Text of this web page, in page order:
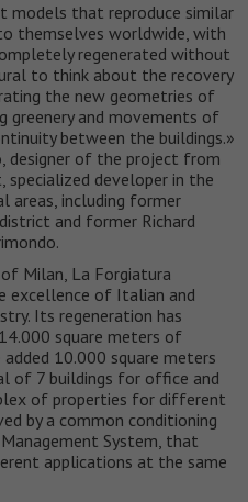
models that reproduce similar
themselves worldwide, with
regenerated without
to think about the recovery
the new geometries of
greenery and movements of
between the buildings.»
designer of the project from
specialized developer in the
areas, including former
and former Richard
Milan, La Forgiatura
excellence of Italian and
Its regeneration has
square meters of
10.000 square meters
of 7 buildings for office and
of properties for different
by a common conditioning
System, that
applications at the same